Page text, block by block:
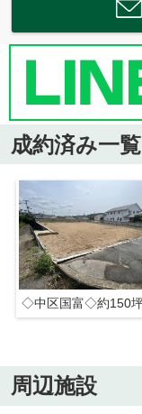
成約済み一覧
周辺施設